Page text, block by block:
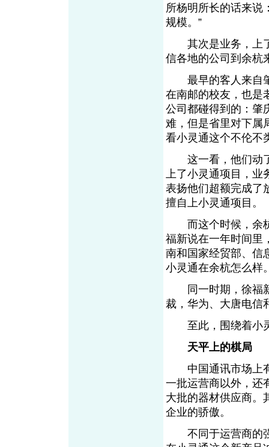
所杨明所长的话来说
规模。”
其次是业务，上了
信各地的公司到余杭
最早的客人来自肇
在南邮的校友，也是
公司都碰得到的：肇
难，但是省里对下属
看小灵通这个不伦不
这一看，他们动了
上了小灵通项目，业
表扬他们超额完成了
擅自上小灵通项目。
而这个时候，余杭
福新说在一年时间里
南和国家经贸部、信
小灵通在余杭怎么样
同一时期，徐福新
裁，华为、大唐电信
至此，围绕着小灵
天平上的棋局
中国通讯市场上有
一批运营商以外，还
大批的器材供应商。
企业的骄傲。
不同于运营商的强